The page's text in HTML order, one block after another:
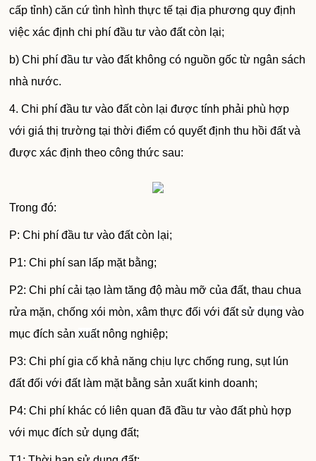
cấp tỉnh) căn cứ tình hình thực tế tại địa phương quy định
việc xác định chi phí đầu tư vào đất còn lại;
b) Chi phíđầu tư vào đất không có nguồn gốc từ ngân sách
nhà nước.
4. Chi phí đầu tư vào đất còn lại được tính phải phù hợp
với giá thị trường tại thời điểm có quyết định thu hồi đất và
được xác định theo công thức sau:
Trong đó:
P: Chi phí đầu tư vào đất còn lại;
P1: Chi phí san lấp mặt bằng;
P2: Chi phí cải tạo làm tăng độ màu mỡ của đất, thau chua
rửa mặn, chống xói mòn, xâm thực đối với đấtsử dụng vào
mục đích sảnxuấtnông nghiệp;
P3: Chi phí gia cố khả năng chịu lực chống rung, sụt lún
đất đối với đất làm mặt bằng sản xuất kinh doanh;
P4: Chi phí khác có liên quan đã đầu tư vào đất phù hợp
với mục đích sử dụng đất;